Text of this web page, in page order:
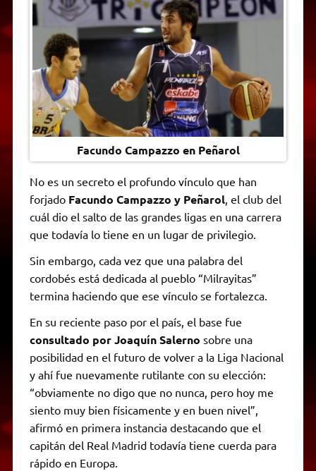
p
p
e
g
r
a
m
t
t
e
r
e
b
o
o
s
e
n
g
y
L
i
n
i
n
t
F
r
i
e
n
d
l
y
Facundo Campazzo en Peñarol
No es un secreto el profundo vínculo que han
forjado Facundo Campazzo y Peñarol, el club del
cuál dio el salto de las grandes ligas en una carrera
que todavía lo tiene en un lugar de privilegio.
Sin embargo, cada vez que una palabra del
cordobés está dedicada al pueblo “Milrayitas”
termina haciendo que ese vínculo se fortalezca.
En su reciente paso por el país, el base fue
consultado por Joaquín Salerno sobre una
posibilidad en el futuro de volver a la Liga Nacional
y ahí fue nuevamente rutilante con su elección:
“obviamente no digo que no nunca, pero hoy me
siento muy bien físicamente y en buen nivel”,
afirmó en primera instancia destacando que el
capitán del Real Madrid todavía tiene cuerda para
rápido en Europa.